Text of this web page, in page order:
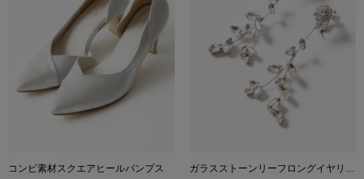
コンビ素材スクエアヒールパンプス